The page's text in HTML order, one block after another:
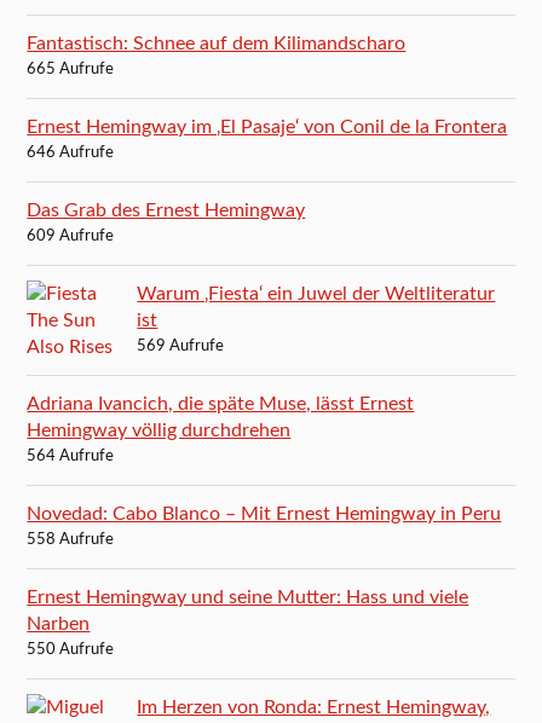
Fantastisch: Schnee auf dem Kilimandscharo
665 Aufrufe
Ernest Hemingway im ‚El Pasaje‘ von Conil de la Frontera
646 Aufrufe
Das Grab des Ernest Hemingway
609 Aufrufe
Warum ‚Fiesta‘ ein Juwel der Weltliteratur
ist
569 Aufrufe
Adriana Ivancich, die späte Muse, lässt Ernest
Hemingway völlig durchdrehen
564 Aufrufe
Novedad: Cabo Blanco – Mit Ernest Hemingway in Peru
558 Aufrufe
Ernest Hemingway und seine Mutter: Hass und viele
Narben
550 Aufrufe
Im Herzen von Ronda: Ernest Hemingway,